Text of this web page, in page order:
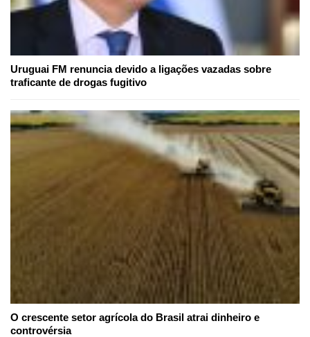
Uruguai FM renuncia devido a ligações vazadas sobre
traficante de drogas fugitivo
O crescente setor agrícola do Brasil atrai dinheiro e
controvérsia